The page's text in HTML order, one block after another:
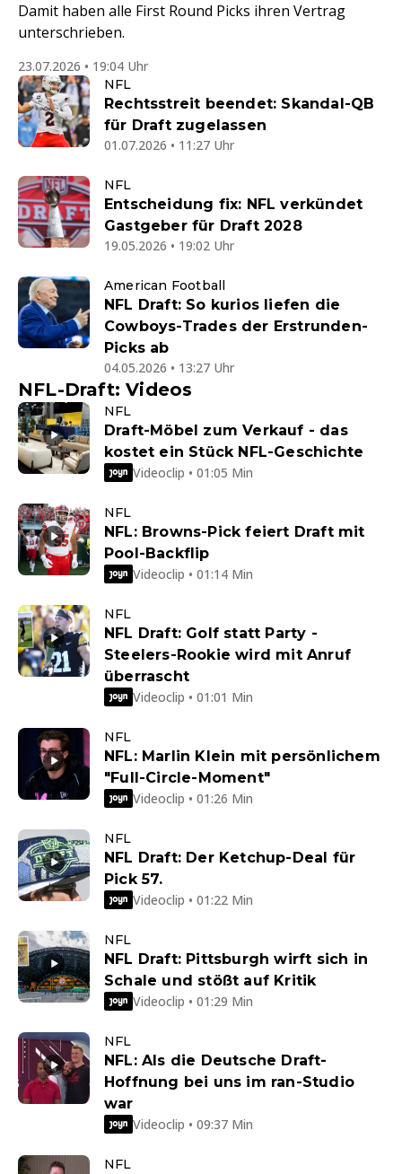
Damit haben alle First Round Picks ihren Vertrag
unterschrieben.
23.07.2026 • 19:04 Uhr
NFL
Rechtsstreit beendet: Skandal-QB
für Draft zugelassen
01.07.2026 • 11:27 Uhr
NFL
Entscheidung fix: NFL verkündet
Gastgeber für Draft 2028
19.05.2026 • 19:02 Uhr
American Football
NFL Draft: So kurios liefen die
Cowboys-Trades der Erstrunden-
Picks ab
04.05.2026 • 13:27 Uhr
NFL-Draft: Videos
NFL
Draft-Möbel zum Verkauf - das
kostet ein Stück NFL-Geschichte
Videoclip • 01:05 Min
NFL
NFL: Browns-Pick feiert Draft mit
Pool-Backflip
Videoclip • 01:14 Min
NFL
NFL Draft: Golf statt Party -
Steelers-Rookie wird mit Anruf
überrascht
Videoclip • 01:01 Min
NFL
NFL: Marlin Klein mit persönlichem
"Full-Circle-Moment"
Videoclip • 01:26 Min
NFL
NFL Draft: Der Ketchup-Deal für
Pick 57.
Videoclip • 01:22 Min
NFL
NFL Draft: Pittsburgh wirft sich in
Schale und stößt auf Kritik
Videoclip • 01:29 Min
NFL
NFL: Als die Deutsche Draft-
Hoffnung bei uns im ran-Studio
war
Videoclip • 09:37 Min
NFL